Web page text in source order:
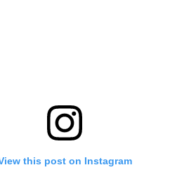
this post on Instagram